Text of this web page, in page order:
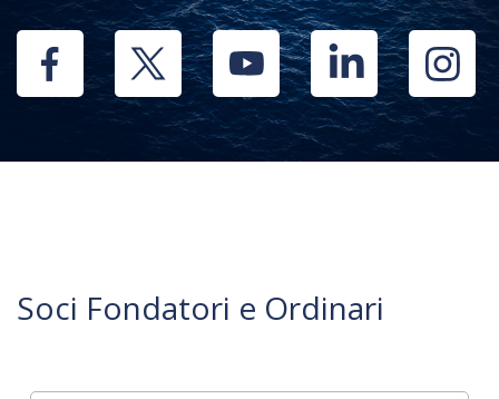
Soci Fondatori e Ordinari